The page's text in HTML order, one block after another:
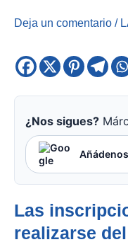
Deja un comentario /
¿Nos sigues?
Las
realizarse